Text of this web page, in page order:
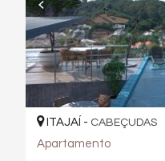
ITAJAÍ - CABEÇUDAS
Apartamento